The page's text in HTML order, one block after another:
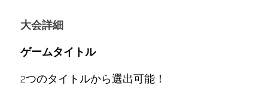
大会詳細
ゲームタイトル
2つのタイトルから選出可能！